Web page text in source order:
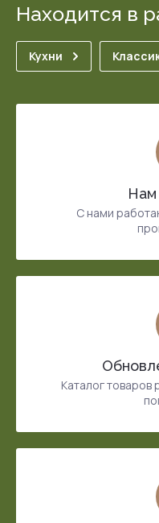
Находится в
Кухни
С нами
Каталог товаров